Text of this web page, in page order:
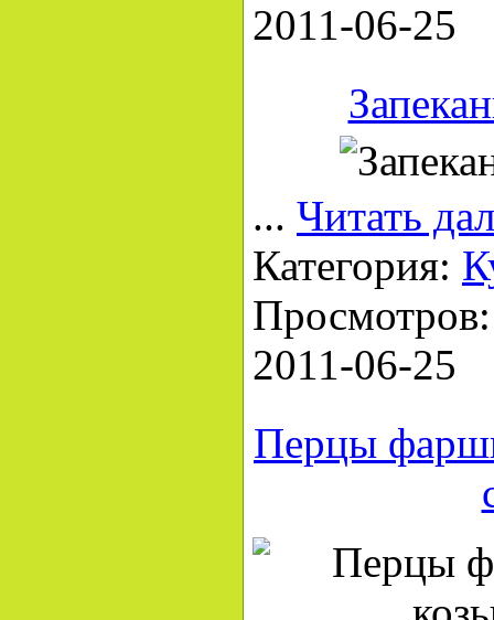
2011-06-25
... Читать
Категория:
2011-06-25
Перцы